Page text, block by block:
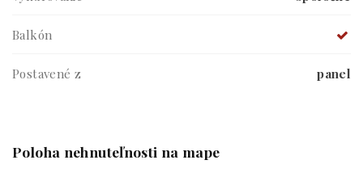
Balkón
Postavené z panel
Poloha nehnuteľnosti na mape